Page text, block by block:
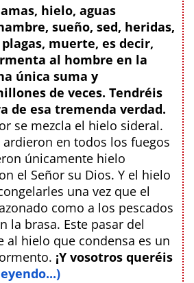
hielo, aguas
sueño, sed, heridas,
muerte, es decir,
al hombre en la
única suma y
de veces. Tendréis
de esa tremenda verdad.
se mezcla el hielo sideral.
ardieron en todos los fuegos
únicamente hielo
el Señor su Dios. Y el hielo
una vez que el
como a los pescados
la brasa. Este pasar del
al hielo que condensa es un
¡Y vosotros queréis